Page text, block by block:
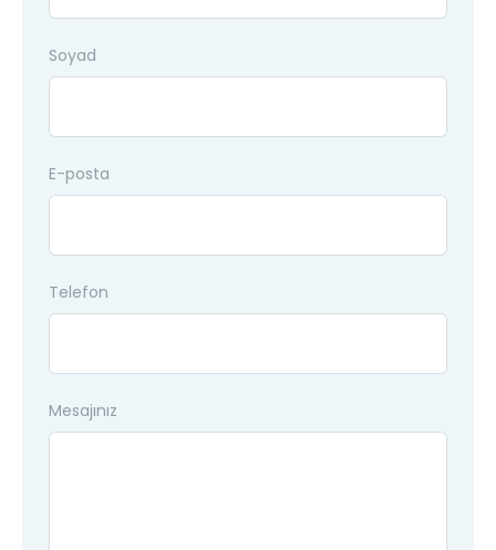
Soyad
E-posta
Telefon
Mesajınız